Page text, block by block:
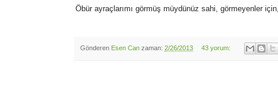
Öbür ayraçlarımı görmüş müydünüz sahi, görmeyenler için,
Gönderen Esen Can zaman: 2/26/2013 43 yorum: